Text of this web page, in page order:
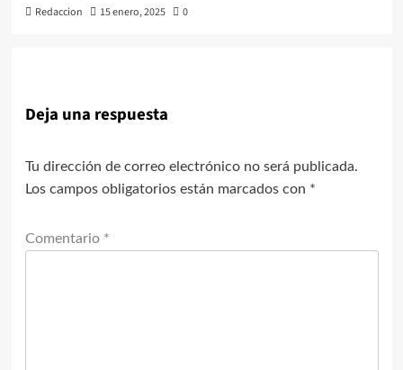
Redaccion 15 enero, 2025 0
Deja una respuesta
Tu dirección de correo electrónico no será publicada.
Los campos obligatorios están marcados con *
Comentario *